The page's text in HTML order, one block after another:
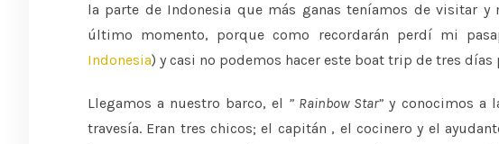
la parte de Indonesia que más ganas teníamos de visitar
último momento, porque como recordarán perdí mi
Indonesia) y casi no podemos hacer este boat trip de tres
Llegamos a nuestro barco, el ” Rainbow Star” y conocimos a
travesía. Eran tres chicos; el capitán , el cocinero y el